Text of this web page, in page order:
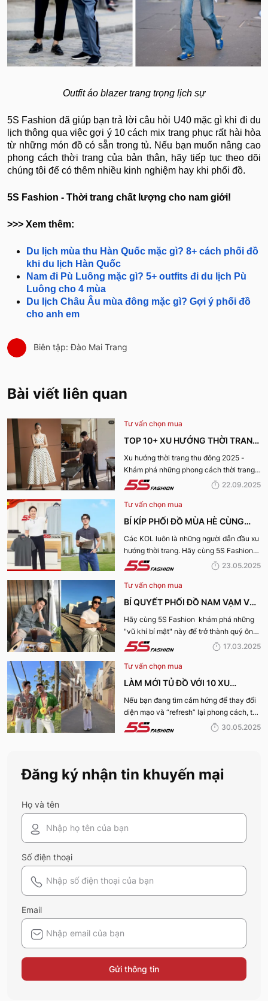
Outfit áo blazer trang trọng lịch sự
5S Fashion đã giúp bạn trả lời câu hỏi U40 mặc gì khi đi du
lịch thông qua việc gợi ý 10 cách mix trang phục rất hài hòa
từ những món đồ có sẵn trong tủ. Nếu bạn muốn nâng cao
phong cách thời trang của bản thân, hãy tiếp tục theo dõi
chúng tôi để có thêm nhiều kinh nghiệm hay khi phối đồ.
5S Fashion - Thời trang chất lượng cho nam giới!
>>> Xem thêm:
Du lịch mùa thu Hàn Quốc mặc gì? 8+ cách phối đồ
khi du lịch Hàn Quốc
Nam đi Pù Luông mặc gì? 5+ outfits đi du lịch Pù
Luông cho 4 mùa
​​Du lịch Châu Âu mùa đông mặc gì? Gợi ý phối đồ
cho anh em
Biên tập: Đào Mai Trang
Bài viết liên quan
Tư vấn chọn mua
TOP 10+ XU HƯỚNG THỜI TRANG
THU ĐÔNG 2025 TRENDY, GÂY
BÃO
Xu hướng thời trang thu đông 2025 -
Khám phá những phong cách thời trang
“làm mưa làm gió” từ sàn runway đến
22.09.2025
Tư vấn chọn mua
BÍ KÍP PHỐI ĐỒ MÙA HÈ CÙNG
KOL 5S FASHION: STYLE THU HÚT
CHO MỌI CHÀNG TRAI
Các KOL luôn là những người dẫn đầu xu
hướng thời trang. Hãy cùng 5S Fashion
điểm qua những bí kíp phối đồ mùa hè
23.05.2025
Tư vấn chọn mua
BÍ QUYẾT PHỐI ĐỒ NAM VẠM VỠ
ĐẸP, THU HÚT PHÁI NỮ
Hãy cùng 5S Fashion khám phá những
"vũ khí bí mật" này để trở thành quý ông
thu hút nhờ “tận dụng” triệt để những ưu
nhé:
17.03.2025
Tư vấn chọn mua
LÀM MỚI TỦ ĐỒ VỚI 10 XU
HƯỚNG THỜI TRANG HOT NHẤT
MÙA HÈ 2025
Nếu bạn đang tìm cảm hứng để thay đổi
diện mạo và “refresh” lại phong cách, thì
10 xu hướng thời trang Hè 2025 này
năm nay nhé!
30.05.2025
Đăng ký nhận tin khuyến mại
Họ và tên
Số điện thoại
Email
Gửi thông tin